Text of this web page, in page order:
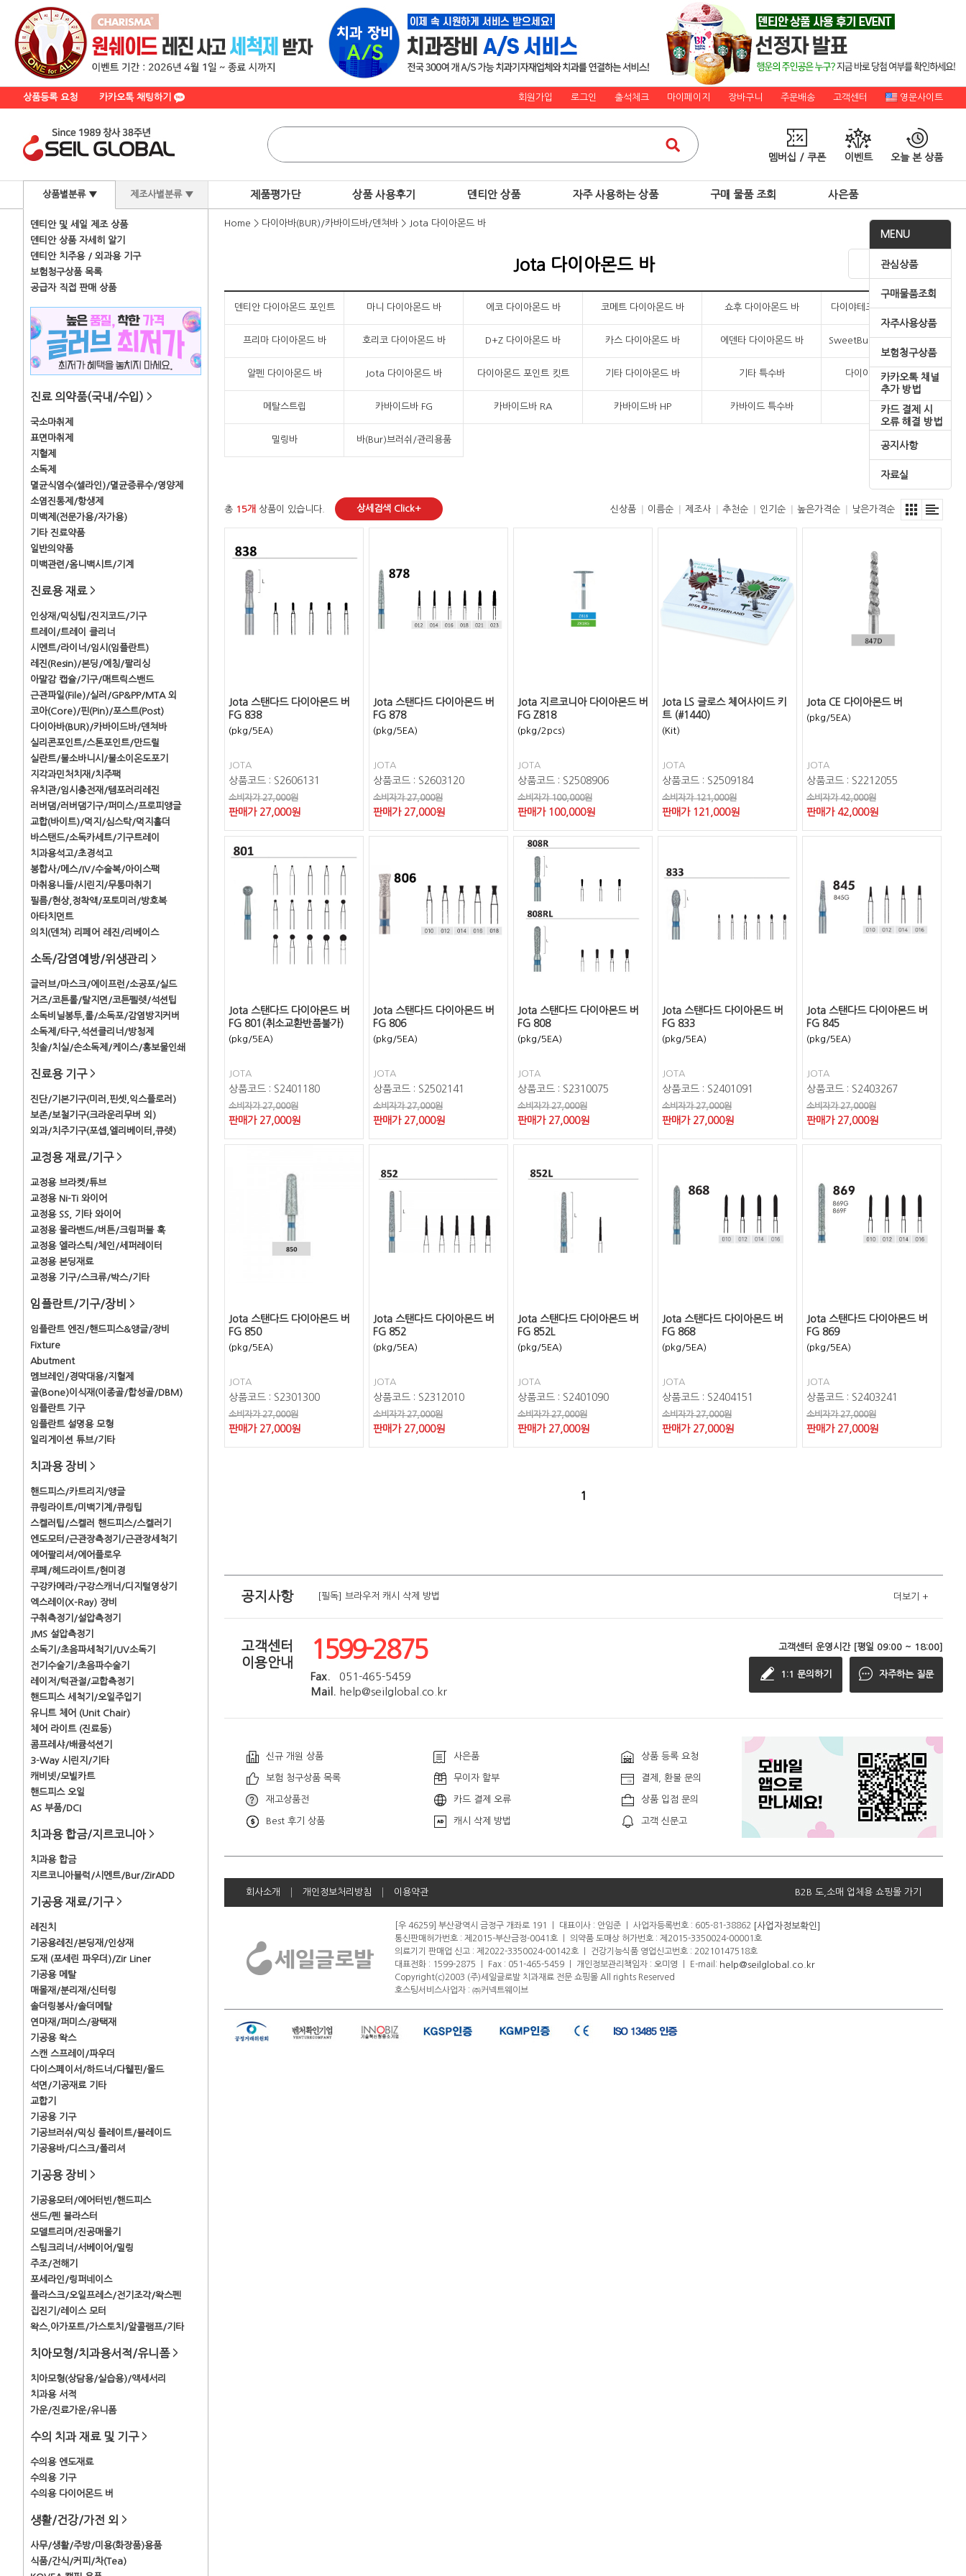
상품등록 요청 카카오톡 채팅하기 회원가입 로그인 출석체크 마이페이지 장바구니 주문배송 고객센터 영문사이트
멤버십 / 쿠폰 이벤트 오늘 본 상품
상품별분류 ▼ 제조사별분류 ▼
덴티안 및 세일 제조 상품
덴티안 상품 자세히 알기
덴티안 치주용 / 외과용 기구
보험청구상품 목록
공급자 직접 판매 상품
진료 의약품(국내/수입) >
국소마취제
표면마취제
지혈제
소독제
멸균식염수(셀라인)/멸균증류수/영양제
소염진통제/항생제
미백제(전문가용/자가용)
기타 진료약품
일반의약품
미백관련/옴니백시트/기계
진료용 재료 >
인상재/믹싱팁/진지코드/기구
트레이/트레이 클리너
시멘트/라이너/임시(임플란트)
레진(Resin)/본딩/에칭/팔리싱
아말감 캡슐/기구/매트릭스밴드
근관파일(File)/실러/GP&PP/MTA 외
코아(Core)/핀(Pin)/포스트(Post)
다이아바(BUR)/카바이드바/덴쳐바
실리콘포인트/스톤포인트/만드릴
실란트/불소바니시/불소이온도포기
지각과민처치재/치주팩
유치관/임시충전재/템포러리레진
러버댐/러버댐기구/퍼미스/프로피앵글
교합(바이트)/먹지/심스탁/먹지홀더
바스탠드/소독카세트/기구트레이
치과용석고/초경석고
봉합사/메스/IV/수술복/아이스팩
마취용니들/시린지/무통마취기
필름/현상,정착액/포토미러/방호복
아타치먼트
의치(덴쳐) 리페어 레진/리베이스
소독/감염예방/위생관리 >
글러브/마스크/에이프런/소공포/실드
거즈/코튼롤/탈지면/코튼펠렛/석션팁
소독비닐봉투,롤/소독포/감염방지커버
소독제/타구,석션클리너/방청제
칫솔/치실/손소독제/케이스/홍보물인쇄
진료용 기구 >
진단/기본기구(미러,핀셋,익스플로러)
보존/보철기구(크라운리무버 외)
외과/치주기구(포셉,엘리베이터,큐렛)
교정용 재료/기구 >
교정용 브라켓/튜브
교정용 Ni-Ti 와이어
교정용 SS, 기타 와이어
교정용 몰라밴드/버튼/크림퍼블 훅
교정용 엘라스틱/체인/세퍼레이터
교정용 본딩재료
교정용 기구/스크류/박스/기타
임플란트/기구/장비 >
임플란트 엔진/핸드피스&앵글/장비
Fixture
Abutment
멤브레인/경막대용/지혈제
골(Bone)이식재(이종골/합성골/DBM)
임플란트 기구
임플란트 설명용 모형
일리게이션 튜브/기타
치과용 장비 >
핸드피스/카트리지/앵글
큐링라이트/미백기계/큐링팁
스켈러팁/스켈러 핸드피스/스켈러기
엔도모터/근관장측정기/근관장세척기
에어팔리셔/에어플로우
루페/헤드라이트/현미경
구강카메라/구강스캐너/디지털영상기
엑스레이(X-Ray) 장비
구취측정기/설압측정기
JMS 설압측정기
소독기/초음파세척기/UV소독기
전기수술기/초음파수술기
레이저/턱관절/교합측정기
핸드피스 세척기/오일주입기
유니트 체어 (Unit Chair)
체어 라이트 (진료등)
콤프레샤/배큠석션기
3-Way 시린지/기타
캐비넷/모빌카트
핸드피스 오일
AS 부품/DCI
치과용 합금/지르코니아 >
치과용 합금
지르코니아블럭/시멘트/Bur/ZirADD
기공용 재료/기구 >
레진치
기공용레진/본딩재/인상재
도재 (포세린 파우더)/Zir Liner
기공용 메탈
매몰재/분리재/신터링
솔더링봉사/솔더메탈
연마재/퍼미스/광택재
기공용 왁스
스캔 스프레이/파우더
다이스페이서/하드너/다웰핀/몰드
석면/기공재료 기타
교합기
기공용 기구
기공브러쉬/믹싱 플레이트/블레이드
기공용바/디스크/폴리셔
기공용 장비 >
기공용모터/에어터빈/핸드피스
샌드/펜 블라스터
모델트리머/진공매몰기
스팀크리너/서베이어/밀링
주조/전해기
포세라인/링퍼네이스
플라스크/오일프레스/전기조각/왁스펜
집진기/레이스 모터
왁스,아가포트/가스토치/알콜램프/기타
치아모형/치과용서적/유니폼 >
치아모형(상담용/실습용)/액세서리
치과용 서적
가운/진료가운/유니폼
수의 치과 재료 및 기구 >
수의용 엔도재료
수의용 기구
수의용 다이어몬드 버
생활/건강/가전 외 >
사무/생활/주방/미용(화장품)용품
식품/간식/커피/차(Tea)
제품평가단 상품 사용후기 덴티안 상품 자주 사용하는 상품 구매 물품 조회 사은품
MENU
관심상품
구매물품조회
자주사용상품
보험청구상품
카카오톡 채널
추가 방법
카드 결제 시
오류 해결 방법
공지사항
자료실
Home > 다이아바(BUR)/카바이드바/덴쳐바 > Jota 다이아몬드 바
Jota 다이아몬드 바
덴티안 다이아몬드 포인트 마니 다이아몬드 바 에코 다이아몬드 바 코메트 다이아몬드 바 쇼후 다이아몬드 바 다이야테크 다이아몬드 바
프리마 다이아몬드 바 호리코 다이아몬드 바 D+Z 다이아몬드 바 카스 다이아몬드 바 에덴타 다이아몬드 바 SweetBurs 다이아몬드 바
알펜 다이아몬드 바 Jota 다이아몬드 바 다이아몬드 포인트 킷트 기타 다이아몬드 바 기타 특수바 다이아몬드 디스크
메탈스트립 카바이드바 FG 카바이드바 RA 카바이드바 HP 카바이드 특수바 덴쳐바
밀링바 바(Bur)브러쉬/관리용품
총 15개 상품이 있습니다. 상세검색 Click+ 신상품 이름순 제조사 추천순 인기순 높은가격순 낮은가격순
Jota 스탠다드 다이아몬드 버
FG 838
(pkg/5EA)
JOTA
상품코드 : S2606131
소비자가 27,000원
판매가 27,000원
Jota 스탠다드 다이아몬드 버
FG 878
(pkg/5EA)
JOTA
상품코드 : S2603120
소비자가 27,000원
판매가 27,000원
Jota 지르코니아 다이아몬드 버
FG Z818
(pkg/2pcs)
JOTA
상품코드 : S2508906
소비자가 100,000원
판매가 100,000원
Jota LS 글로스 체어사이드 키
트 (#1440)
(Kit)
JOTA
상품코드 : S2509184
소비자가 121,000원
판매가 121,000원
Jota CE 다이아몬드 버
(pkg/5EA)
JOTA
상품코드 : S2212055
소비자가 42,000원
판매가 42,000원
Jota 스탠다드 다이아몬드 버
FG 801(취소교환반품불가)
(pkg/5EA)
JOTA
상품코드 : S2401180
소비자가 27,000원
판매가 27,000원
Jota 스탠다드 다이아몬드 버
FG 806
(pkg/5EA)
JOTA
상품코드 : S2502141
소비자가 27,000원
판매가 27,000원
Jota 스탠다드 다이아몬드 버
FG 808
(pkg/5EA)
JOTA
상품코드 : S2310075
소비자가 27,000원
판매가 27,000원
Jota 스탠다드 다이아몬드 버
FG 833
(pkg/5EA)
JOTA
상품코드 : S2401091
소비자가 27,000원
판매가 27,000원
Jota 스탠다드 다이아몬드 버
FG 845
(pkg/5EA)
JOTA
상품코드 : S2403267
소비자가 27,000원
판매가 27,000원
Jota 스탠다드 다이아몬드 버
FG 850
(pkg/5EA)
JOTA
상품코드 : S2301300
소비자가 27,000원
판매가 27,000원
Jota 스탠다드 다이아몬드 버
FG 852
(pkg/5EA)
JOTA
상품코드 : S2312010
소비자가 27,000원
판매가 27,000원
Jota 스탠다드 다이아몬드 버
FG 852L
(pkg/5EA)
JOTA
상품코드 : S2401090
소비자가 27,000원
판매가 27,000원
Jota 스탠다드 다이아몬드 버
FG 868
(pkg/5EA)
JOTA
상품코드 : S2404151
소비자가 27,000원
판매가 27,000원
Jota 스탠다드 다이아몬드 버
FG 869
(pkg/5EA)
JOTA
상품코드 : S2403241
소비자가 27,000원
판매가 27,000원
1
공지사항
[필독] 브라우저 캐시 삭제 방법
[필독] 브라우저 캐시 삭제 방법
더보기 +
고객센터
이용안내
1599-2875
Fax.
051-465-5459
Mail. help@seilglobal.co.kr
고객센터 운영시간 [평일 09:00 ~ 18:00]
1:1 문의하기 자주하는 질문
신규 개원 상품 사은품 상품 등록 요청
보험 청구상품 목록 무이자 할부 결제, 환불 문의
재고상품전 카드 결제 오류 상품 입점 문의
Best 후기 상품 캐시 삭제 방법 고객 신문고
회사소개 개인정보처리방침 이용약관 B2B 도,소매 업체용 쇼핑몰 가기
[우 46259] 부산광역시 금정구 개좌로 191 대표이사 : 안임준 사업자등록번호 : 605-81-38862 [사업자정보확인]
통신판매허가번호 : 제2015-부산금정-0041호
의약품 도매상 허가번호 : 제2015-3350024-00001호
의료기기 판매업 신고 : 제2022-3350024-00142호
건강기능식품 영업신고번호 : 20210147518호
대표전화 : 1599-2875
Fax : 051-465-5459 개인정보관리책임자 : 오미영 E-mail: help@seilglobal.co.kr
Copyright(c)2003 (주)세일글로발 치과재료 전문 쇼핑몰 All rights Reserved
호스팅서비스사업자 : ㈜커넥트웨이브